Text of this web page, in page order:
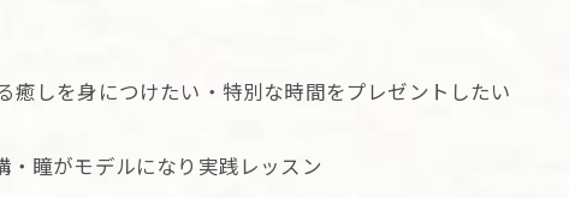
しを身につけたい・特別な時間をプレゼントしたい
瞳がモデルになり実践レッスン